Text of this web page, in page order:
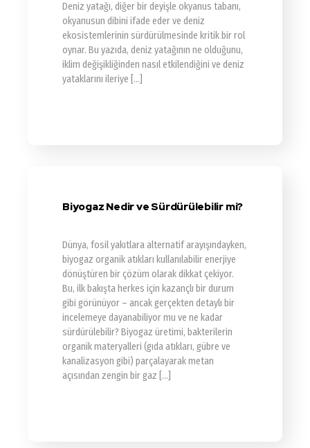
Deniz yatağı, diğer bir deyişle okyanus tabanı,
okyanusun dibini ifade eder ve deniz
ekosistemlerinin sürdürülmesinde kritik bir rol
oynar. Bu yazıda, deniz yatağının ne olduğunu,
iklim değişikliğinden nasıl etkilendiğini ve deniz
yataklarını ileriye […]
Biyogaz Nedir ve Sürdürülebilir mi?
Dünya, fosil yakıtlara alternatif arayışındayken,
biyogaz organik atıkları kullanılabilir enerjiye
dönüştüren bir çözüm olarak dikkat çekiyor.
Bu, ilk bakışta herkes için kazançlı bir durum
gibi görünüyor – ancak gerçekten detaylı bir
incelemeye dayanabiliyor mu ve ne kadar
sürdürülebilir? Biyogaz üretimi, bakterilerin
organik materyalleri (gıda atıkları, gübre ve
kanalizasyon gibi) parçalayarak metan
açısından zengin bir gaz […]